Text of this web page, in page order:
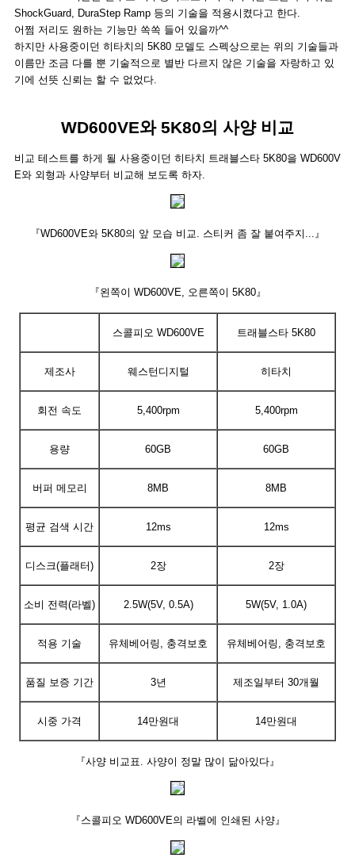
ShockGuard, DuraStep Ramp 등의 기술을 적용시켰다고 한다.
어쩜 저리도 원하는 기능만 쏙쏙 들어 있을까^^
하지만 사용중이던 히타치의 5K80 모델도 스펙상으로는 위의 기술들과
이름만 조금 다를 뿐 기술적으로 별반 다르지 않은 기술을 자랑하고 있
기에 선뜻 신뢰는 할 수 없었다.
WD600VE와 5K80의 사양 비교
비교 테스트를 하게 될 사용중이던 히타치 트래블스타 5K80을 WD600V
E와 외형과 사양부터 비교해 보도록 하자.
『WD600VE와 5K80의 앞 모습 비교. 스티커 좀 잘 붙여주지...』
『왼쪽이 WD600VE, 오른쪽이 5K80』
스콜피오 WD600VE 트래블스타 5K80
제조사 웨스턴디지털 히타치
회전 속도 5,400rpm 5,400rpm
용량 60GB 60GB
버퍼 메모리 8MB 8MB
평균 검색 시간 12ms 12ms
디스크(플래터) 2장 2장
소비 전력(라벨) 2.5W(5V, 0.5A) 5W(5V, 1.0A)
적용 기술 유체베어링, 충격보호 유체베어링, 충격보호
품질 보증 기간 3년 제조일부터 30개월
시중 가격 14만원대 14만원대
『사양 비교표. 사양이 정말 많이 닮아있다』
『스콜피오 WD600VE의 라벨에 인쇄된 사양』